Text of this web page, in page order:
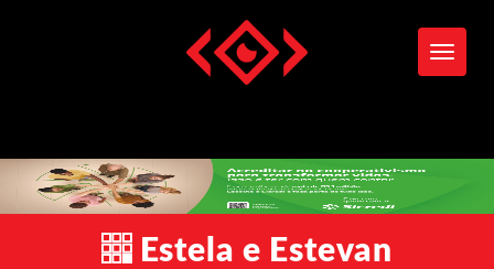
Estela e Estevan